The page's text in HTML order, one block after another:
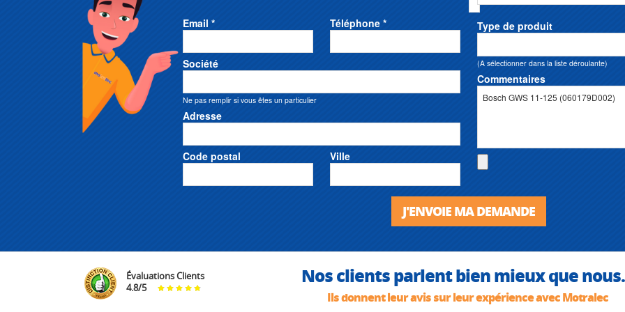
Email * Téléphone *
Société
Ne pas remplir si vous êtes un particulier
Adresse
Code postal Ville
Type de produit
(A sélectionner dans la liste déroulante)
Commentaires
J'ENVOIE MA DEMANDE
Évaluations Clients
4.8/5 Nos clients parlent bien mieux que
Ils donnent leur avis sur leur expérience avec Motralec